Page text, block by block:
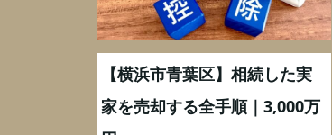
【横浜市青葉区】相続した実
家を売却する全手順｜3,000万